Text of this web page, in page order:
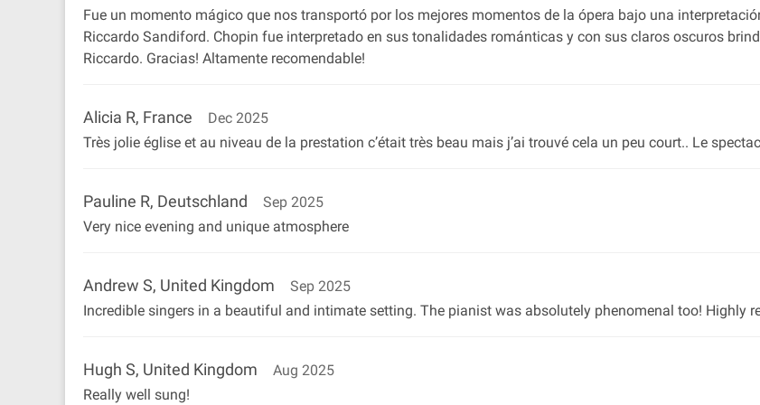
Fue un momento mágico que nos transportó por los mejores momentos de la ópera bajo una
Riccardo Sandiford. Chopin fue interpretado en sus tonalidades románticas y con sus claros oscuros
Riccardo. Gracias! Altamente recomendable!
Alicia R, France
Dec 2025
Très jolie église et au niveau de la prestation c’était très beau mais j’ai trouvé cela un peu court.. Le
Pauline R, Deutschland
Sep 2025
Very nice evening and unique atmosphere
Andrew S, United Kingdom
Sep 2025
Incredible singers in a beautiful and intimate setting. The pianist was absolutely phenomenal too! Highly
Hugh S, United Kingdom
Aug 2025
Really well sung!